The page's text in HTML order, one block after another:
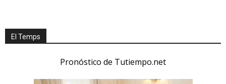
El Temps
Pronóstico de Tutiempo.net